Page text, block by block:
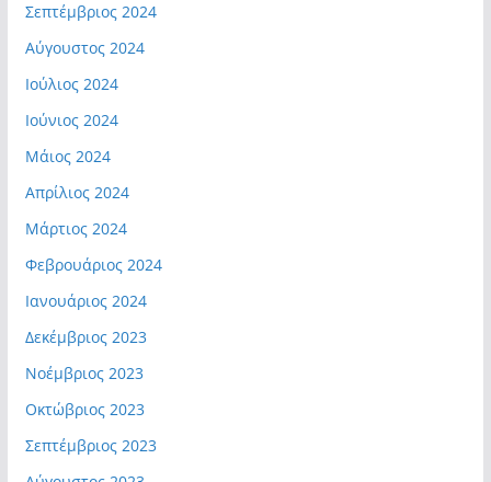
Σεπτέμβριος 2024
Αύγουστος 2024
Ιούλιος 2024
Ιούνιος 2024
Μάιος 2024
Απρίλιος 2024
Μάρτιος 2024
Φεβρουάριος 2024
Ιανουάριος 2024
Δεκέμβριος 2023
Νοέμβριος 2023
Οκτώβριος 2023
Σεπτέμβριος 2023